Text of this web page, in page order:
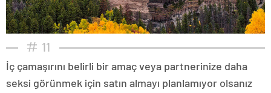
11
İç çamaşırını belirli bir amaç veya partnerinize daha
seksi görünmek için satın almayı planlamıyor olsanız